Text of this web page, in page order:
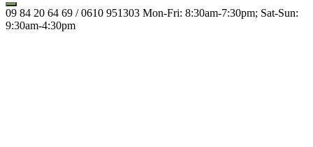
09 84 20 64 69 / 0610 951303 Mon-Fri: 8:30am-7:30pm; Sat-Sun:
9:30am-4:30pm